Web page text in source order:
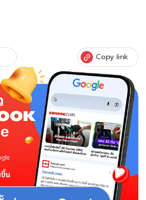
Copy link